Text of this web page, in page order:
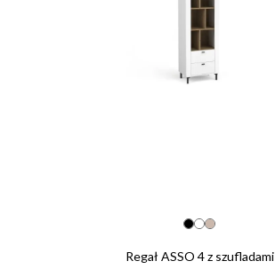
Regał ASSO 4 z szufladami